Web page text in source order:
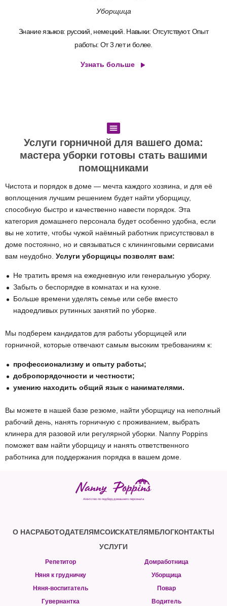
Уборщица
Знание языков: русский, немецкий. Навыки: Отсутствуют. Опыт
работы: От 3 лет и более.
Узнать больше
Услуги горничной для вашего дома:
мастера уборки готовы стать вашими
помощниками
Чистота и порядок в доме — мечта каждого хозяина, и для её
воплощения лучшим решением будет найти уборщицу,
способную быстро и качественно навести порядок. Эта
категория домашнего персонала будет особенно удобна, если
вы не хотите, чтобы чужой наёмный работник присутствовал в
доме постоянно, но и связываться с клининговыми сервисами
вам неудобно. Услуги уборщицы позволят вам:
Не тратить время на ежедневную или генеральную уборку.
Забыть о беспорядке в комнатах и на кухне.
Больше времени уделять семье или себе вместо
надоедливых рутинных занятий по уборке.
Мы подберем кандидатов для работы уборщицей или
горничной, которые отвечают самым высоким требованиям к:
профессионализму и опыту работы;
добропорядочности и честности;
умению находить общий язык с нанимателями.
Вы можете в нашей базе резюме, найти уборщицу на неполный
рабочий день, нанять горничную с проживанием, выбрать
клинера для разовой или регулярной уборки. Nanny Poppins
поможет вам найти уборщицу и нанять ответственного
работника для поддержания порядка в вашем доме.
Агентство по подбору домашнего персонала
О НАСРАБОТОДАТЕЛЯМСОИСКАТЕЛЯМБЛОГКОНТАКТЫ
УСЛУГИ
Репетитор
Няня к грудничку
Няня-воспитатель
Гувернантка
Домработница
Уборщица
Повар
Водитель